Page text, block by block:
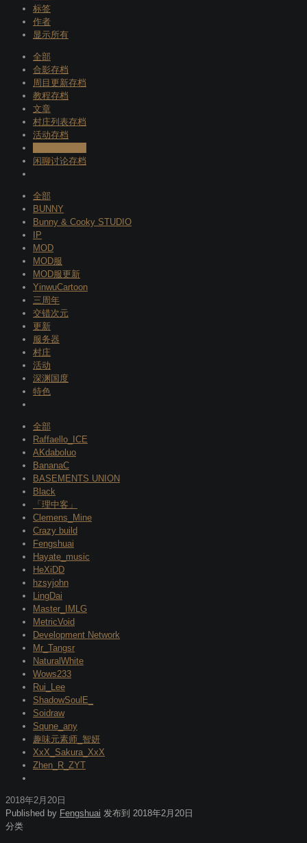
标签
作者
显示所有
全部
合影存档
周目更新存档
教程存档
文章
村庄列表存档
活动存档
闲聊讨论存档
全部
BUNNY
Bunny & Cooky STUDIO
IP
MOD
MOD服
MOD服更新
YinwuCartoon
三周年
交错次元
更新
服务器
村庄
活动
深渊国度
特色
全部
Raffaello_ICE
AKdaboluo
BananaC
BASEMENTS UNION
Black
「理中客」
Clemens_Mine
Crazy build
Fengshuai
Hayate_music
HeXiDD
hzsyjohn
LingDai
Master_IMLG
MetricVoid
Development Network
Mr_Tangsr
NaturalWhite
Wows233
Rui_Lee
ShadowSoulE_
Soidraw
Squne_any
趣味元素师_智妍
XxX_Sakura_XxX
Zhen_R_ZYT
2018年2月20日
Published by Fengshuai 发布到 2018年2月20日
分类